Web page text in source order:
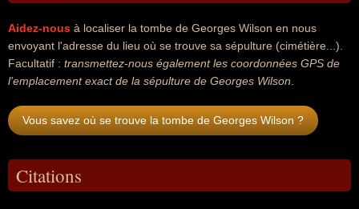
Aidez-nous à localiser la tombe de Georges Wilson en nous
envoyant l'adresse du lieu où se trouve sa sépulture (cimétière...).
Facultatif : transmettez-nous également les coordonnées GPS de
l'emplacement exact de la sépulture de Georges Wilson
Vous savez où se trouve la tombe de Georges Wilson ?
Citations